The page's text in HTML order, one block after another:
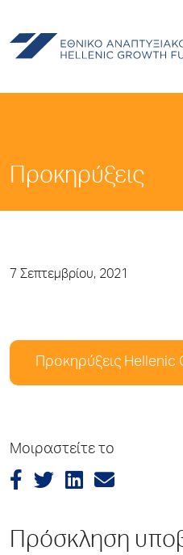
Προκηρύξεις
7 Σεπτεμβρίου, 2021
Προκηρύξεις Hellenic
Μοιραστείτε το
Πρόσκληση